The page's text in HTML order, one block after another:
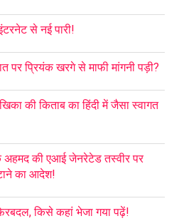
से नई पारी!
पर प्रियंक खरगे से माफी मांगनी पड़ी?
की किताब का हिंदी में जैसा स्वागत
अहमद की एआई जेनरेटेड तस्वीर पर
का आदेश!
किसे कहां भेजा गया पढ़ें!